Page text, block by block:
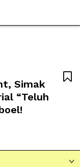
Simak
“Teluh

